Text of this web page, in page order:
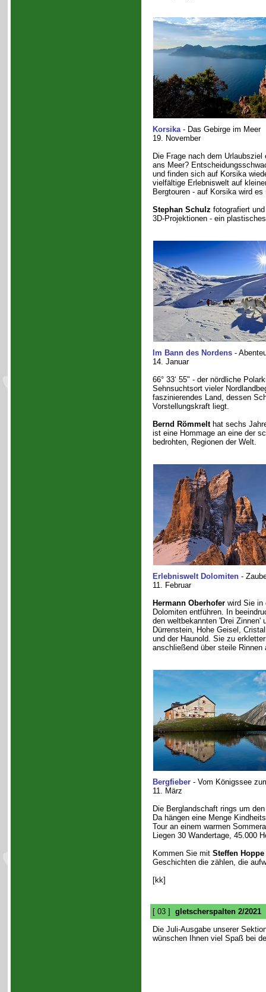
Korsika- Das Gebirge im Meer
19. November
Die Frage nach dem
ans Meer?
und finden sich auf Korsika
vielfältige Erlebniswelt auf
Bergtouren - auf Korsika wird es
Stephan Schulz fotografiert
3D-Projektionen - ein
Im Bann des Nordens-
14. Januar
66° 33‘ 55" - der nördliche
Sehnsuchtsort vieler
faszinierendes Land, dessen
Vorstellungskraft liegt.
Bernd Römmelthat sechs
ist eine Hommage an eine der
bedrohten, Regionen der Welt.
Erlebniswelt Dolomiten-
11. Februar
Hermann Oberhoferwird Sie in
Dolomiten entführen. In
den weltbekannten 'Drei Zinnen'
Dürrenstein, Hohe Geisel,
und der Haunold. Sie zu
anschließend über steile
Bergfieber- Vom Königssee
11. März
Die Berglandschaft rings um
Da hängen eine Menge
Tour an einem warmen
Liegen 30 Wandertage, 45.000
Kommen Sie mit Steffen Hoppe
Geschichten die zählen, die
[kk]
[ 03 ] gletscherspalten 2/2021
Die Juli-Ausgabe unserer
wünschen Ihnen viel Spaß bei